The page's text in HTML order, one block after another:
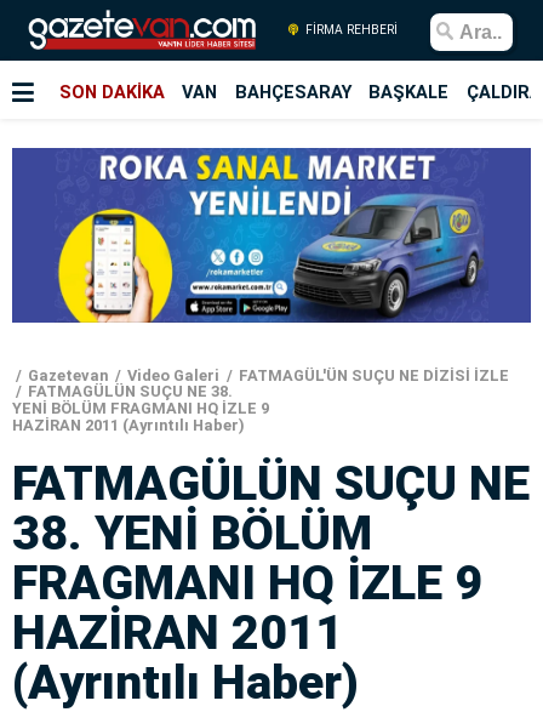
FİRMA REHBERİ
SON DAKİKA VAN BAHÇESARAY BAŞKALE
Gazetevan Video Galeri
FATMAGÜL'ÜN SUÇU NE DİZİSİ İZLE
FATMAGÜLÜN SUÇU NE 38.
YENİ BÖLÜM FRAGMANI HQ İZLE 9
HAZİRAN 2011 (Ayrıntılı Haber)
FATMAGÜLÜN SUÇU NE
38. YENİ BÖLÜM
FRAGMANI HQ İZLE 9
HAZİRAN 2011
(Ayrıntılı Haber)